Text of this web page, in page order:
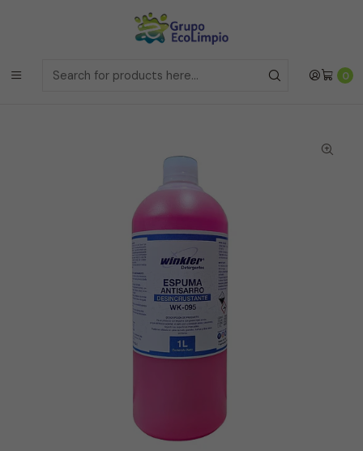
0
Envíos a la Region Metropolitana
compras antes de las 12 del medio día de
Envíos a todo Chilea traves de Bluexpress
Home Línea Industrial
Espuma Antisarro Desincrustante - WK-095 - 1 Litro